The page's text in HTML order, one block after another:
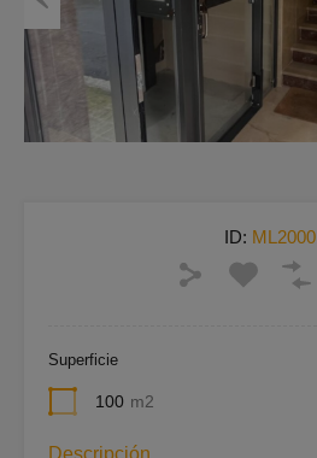
Previous
ID: ML2000
Superficie
100 m2
Descripción